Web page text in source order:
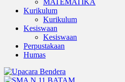
MATEMATIKA
Kurikulum
Kurikulum
Kesiswaan
Kesiswaan
Perpustakaan
Humas